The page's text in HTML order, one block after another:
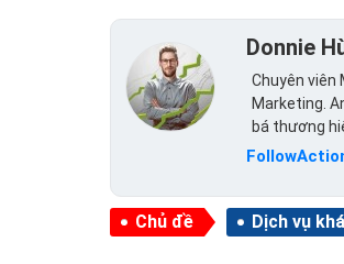
Donnie
Chuyên viên
Marketing.
bá thương
Chủ đề Dịch vụ